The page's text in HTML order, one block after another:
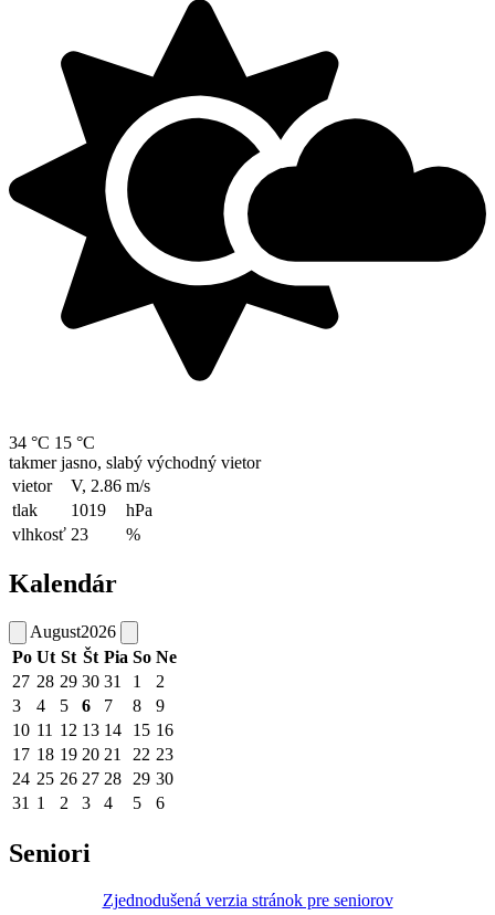
34 °C 15 °C
takmer jasno, slabý východný vietor
vietor
V, 2.86 m/s
tlak
1019
hPa
vlhkosť 23 %
Kalendár
August2026
Po Ut St Št Pia So Ne
27 28 29 30 31 1
2
3
4 5 6 7 8
9
10 11 12 13 14 15 16
17 18 19 20 21 22 23
24 25 26 27 28 29 30
31 1 2 3 4 5 6
Seniori
Zjednodušená verzia stránok pre seniorov